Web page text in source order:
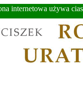
internetowa używa